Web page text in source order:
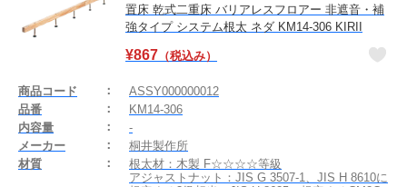
置床 乾式二重床 バリアレスフロアー 非遮音・補
強タイプ システム根太 ネダ KM14-306 KIRII
¥867 （税込み）
商品コード
ASSY000000012
品番
KM14-306
内容量
-
メーカー
桐井製作所
材質
根太材：木製 F☆☆☆☆等級
アジャストナット：JIS G 3507-1、JIS H 8610に